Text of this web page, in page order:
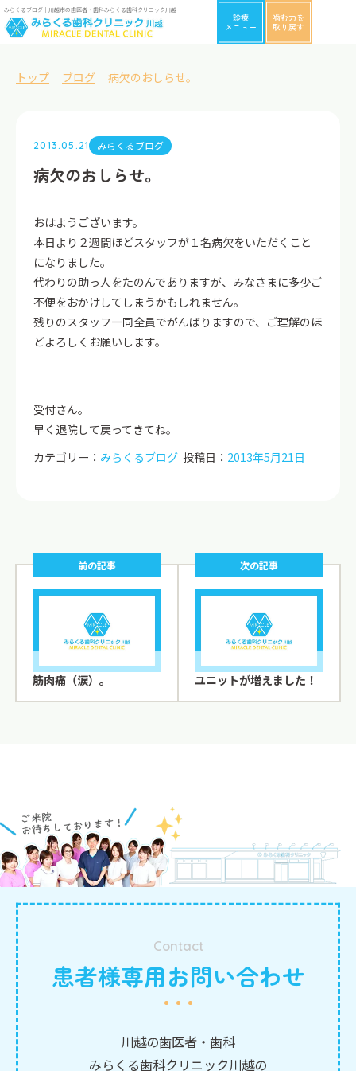
みらくるブログ｜川越市の歯医者・歯科みらくる歯科クリニック川越
診療
メニュー
噛む力を
取り戻す
トップ ブログ 病欠のおしらせ。
2013.05.21 みらくるブログ
病欠のおしらせ。
おはようございます。
本日より２週間ほどスタッフが１名病欠をいただくこと
になりました。
代わりの助っ人をたのんでありますが、みなさまに多少ご
不便をおかけしてしまうかもしれません。
残りのスタッフ一同全員でがんばりますので、ご理解のほ
どよろしくお願いします。
受付さん。
早く退院して戻ってきてね。
カテゴリー： みらくるブログ 投稿日： 2013年5月21日
前の記事
筋肉痛（涙）。
次の記事
ユニットが増えました！
Contact
患者様専用お問い合わせ
川越の歯医者・歯科
みらくる歯科クリニック川越の